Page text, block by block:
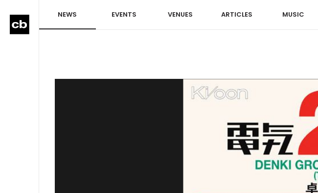
NEWS EVENTS VENUES ARTICLES MUSIC